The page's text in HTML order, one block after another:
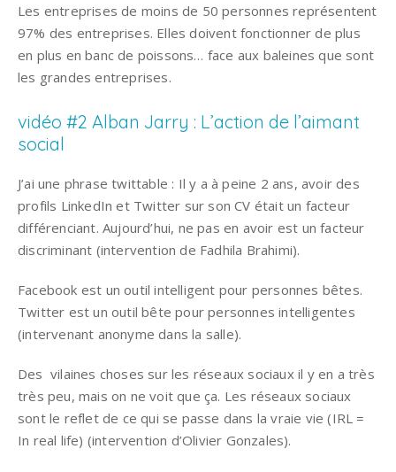
Les entreprises de moins de 50 personnes représentent
97% des entreprises. Elles doivent fonctionner de plus
en plus en banc de poissons… face aux baleines que sont
les grandes entreprises.
vidéo #2 Alban Jarry : L’action de l’aimant
social
J’ai une phrase twittable : Il y a à peine 2 ans, avoir des
profils LinkedIn et Twitter sur son CV était un facteur
différenciant. Aujourd’hui, ne pas en avoir est un facteur
discriminant (intervention de Fadhila Brahimi).
Facebook est un outil intelligent pour personnes bêtes.
Twitter est un outil bête pour personnes intelligentes
(intervenant anonyme dans la salle).
Des vilaines choses sur les réseaux sociaux il y en a très
très peu, mais on ne voit que ça. Les réseaux sociaux
sont le reflet de ce qui se passe dans la vraie vie (IRL =
In real life) (intervention d’Olivier Gonzales).